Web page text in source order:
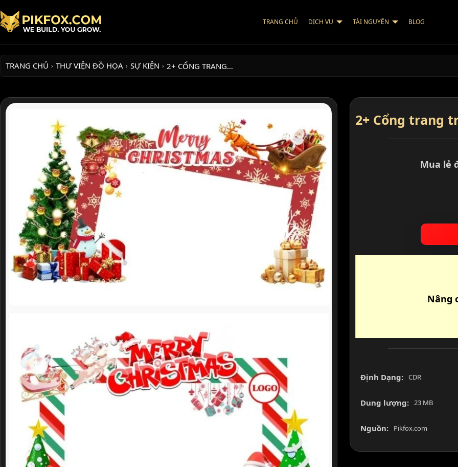
TRANG CHỦ DỊCH VỤ TÀI NGUYÊN BLOG
TRANG CHỦ › THƯ VIỆN ĐỒ HỌA › SỰ KIỆN › 2+ CỔNG TRANG…
2+ Cổng trang
Mua lẻ
Nâng
Định Dạng: CDR
Dung lượng: 23 MB
Nguồn: Pikfox.com